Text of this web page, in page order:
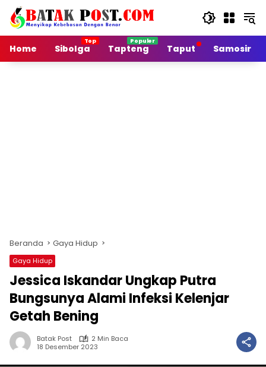
Langsung
konten
Home
Sibolga Tapteng Taput Samosir
Beranda Gaya Hidup
Gaya Hidup
Jessica Iskandar Ungkap Putra
Bungsunya Alami Infeksi Kelenjar
Getah Bening
Batak Post
2 Min Baca
18 Desember 2023